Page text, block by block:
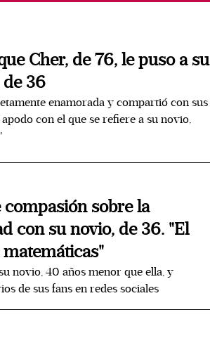
Cher, de 76, le puso a su
36
enamorada y compartió con sus
con el que se refiere a su novio,
compasión sobre la
con su novio, de 36. "El
novio, 40 años menor que ella, y
de sus fans en redes sociales